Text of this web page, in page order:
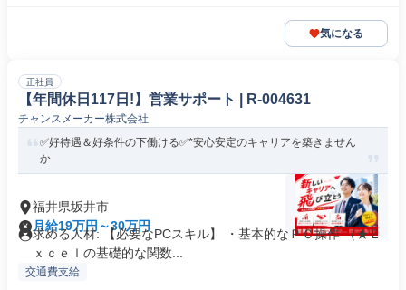
気になる
正社員
【年間休日117日!】営業サポート | R-004631
チャンスメーカー株式会社
✅好待遇＆好条件の下働ける✅*安心安定のキャリアを築きません
か
福井県坂井市
月給19万円～30万円
求める人材: 【必要なPCスキル】 ・基本的なＰＣ操作 （★Ｅ
ｘｃｅｌの基礎的な関数...
交通費支給